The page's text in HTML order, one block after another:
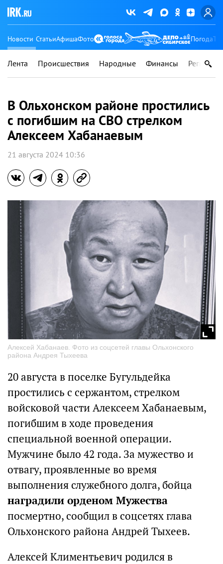
Новости СтатьиАфишаФото Погода
Лента Происшествия Народные Финансы Регионы
В Ольхонском районе простились
с погибшим на СВО стрелком
Алексеем Хабанаевым
21 августа 2024 10:36
Алексей Хабанаев. Фото из соцсетей главы Ольхонского
района Андрея Тыхеева
20 августа в поселке Бугульдейка
простились с сержантом, стрелком
войсковой части Алексеем Хабанаевым,
погибшим в ходе проведения
специальной военной операции.
Мужчине было 42 года. За мужество и
отвагу, проявленные во время
выполнения служебного долга, бойца
наградили орденом Мужества
посмертно, сообщил в соцсетях глава
Ольхонского района Андрей Тыхеев.
Алексей Климентьевич родился в